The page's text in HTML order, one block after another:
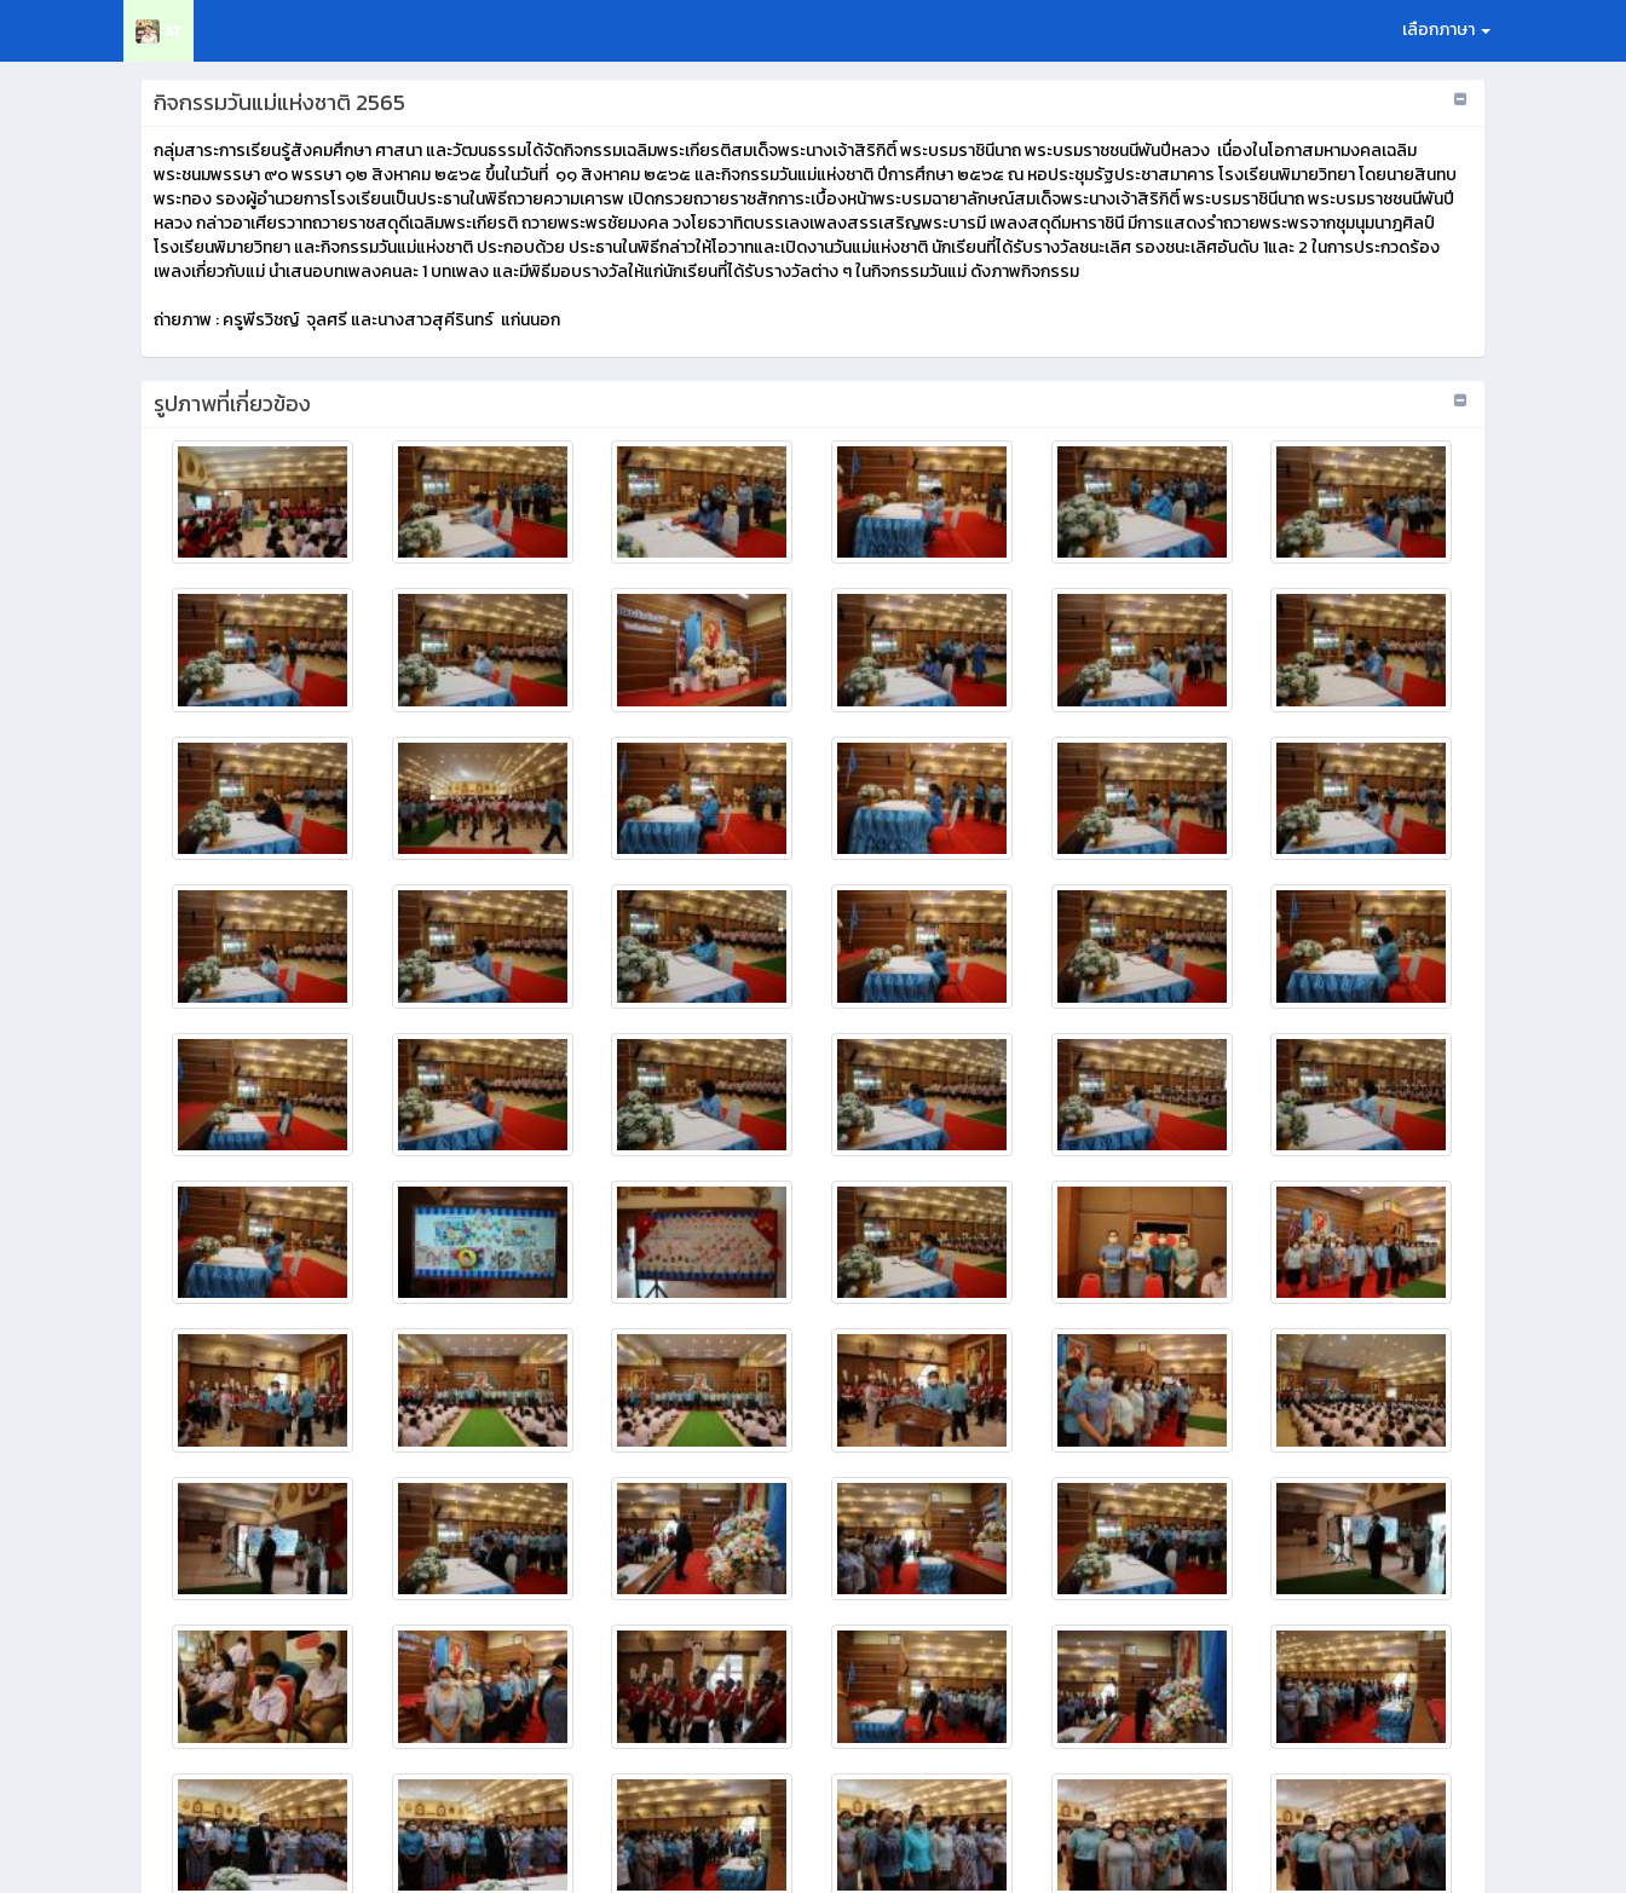
sr เลือกภาษา
กิจกรรมวันแม่แห่งชาติ 2565
กลุ่มสาระการเรียนรู้สังคมศึกษา ศาสนา และวัฒนธรรมได้จัดกิจกรรมเฉลิมพระเกียรติสมเด็จพระนางเจ้าสิริกิติ์ พระบรมราชินีนาถ พระบรมราชชนนีพันปีหลวง เนื่องในโอกาสมหามงคลเฉลิม
พระชนมพรรษา ๙๐ พรรษา ๑๒ สิงหาคม ๒๕๖๕ ขึ้นในวันที่ ๑๑ สิงหาคม ๒๕๖๕ และกิจกรรมวันแม่แห่งชาติ ปีการศึกษา ๒๕๖๕ ณ หอประชุมรัฐประชาสมาคาร โรงเรียนพิมายวิทยา โดยนายสินทบ
พระทอง รองผู้อำนวยการโรงเรียนเป็นประธานในพิธีถวายความเคารพ เปิดกรวยถวายราชสักการะเบื้องหน้าพระบรมฉายาลักษณ์สมเด็จพระนางเจ้าสิริกิติ์ พระบรมราชินีนาถ พระบรมราชชนนีพันปี
หลวง กล่าวอาเศียรวาทถวายราชสดุดีเฉลิมพระเกียรติ ถวายพระพรชัยมงคล วงโยธวาทิตบรรเลงเพลงสรรเสริญพระบารมี เพลงสดุดีมหาราชินี มีการแสดงรำถวายพระพรจากชุมนุมนาฎศิลป์
โรงเรียนพิมายวิทยา และกิจกรรมวันแม่แห่งชาติ ประกอบด้วย ประธานในพิธีกล่าวให้โอวาทและเปิดงานวันแม่แห่งชาติ นักเรียนที่ได้รับรางวัลชนะเลิศ รองชนะเลิศอันดับ 1และ 2 ในการประกวดร้อง
เพลงเกี่ยวกับแม่ นำเสนอบทเพลงคนละ 1 บทเพลง และมีพิธีมอบรางวัลให้แก่นักเรียนที่ได้รับรางวัลต่าง ๆ ในกิจกรรมวันแม่ ดังภาพกิจกรรม
ถ่ายภาพ : ครูพีรวิชญ์ จุลศรี และนางสาวสุคีรินทร์ แก่นนอก
รูปภาพที่เกี่ยวข้อง